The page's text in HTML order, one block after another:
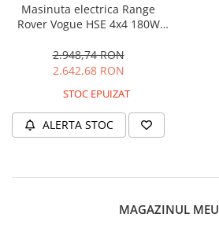
Masinuta electrica Range
Rover Vogue HSE 4x4 180W
2.948,74 RON
2.642,68 RON
STOC EPUIZAT
ALERTA STOC
MAGAZINUL MEU